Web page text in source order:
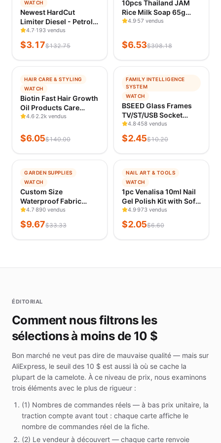
VÉRIFIÉ IL Y A 23 H
WATCH
Newest HardCut
Limiter Diesel - Petrol
Engines - Pop&Bang -
HARDCUT LIMITER
VMAX+ HotStartr +
4.7 193 vendus
$3.17$132.75
VÉRIFIÉ IL Y A 23 H
10pcs Thailand JAM
Rice Milk Soap 65g
Original Thailand
Soap Rice Milk Soap
Goat Milk Soap Rice
4.9 57 vendus
$6.53$398.18
−96%
TENDANCE
VÉRIFIÉ IL Y A 23 H
HAIR CARE & STYLING
WATCH
Biotin Fast Hair Growth
Oil Products Care
Scalp Massage
Loss Effective Grow
Thicker Hair Serum for
4.6 2.2k vendus
$6.05$140.00
−76%
TENDANCE
VÉRIFIÉ IL Y A 23 H
FAMILY INTELLIGENCE
SYSTEM
WATCH
BSEED Glass Frames
TV/ST/USB Socket
Type-C EU Socket
CAT5 RJ45 HDMI
Socket Function Parts
4.8 458 vendus
$2.45$10.20
71%
TENDANCE
VÉRIFIÉ IL Y A 23 H
GARDEN SUPPLIES
WATCH
Custom Size
Waterproof Fabric
Solid Beige Gray Green
Store Curtain Wavy
Valance Replacement
4.7 890 vendus
$9.67$33.33
−69%
TENDANCE
VÉRIFIÉ IL Y A 23 H
NAIL ART & TOOLS
WATCH
1pc Venalisa 10ml Nail
Gel Polish Kit with Soft
Texture Round Brush
Hema/TPO Free Soak
off Sparkle Cat Eye
4.9 973 vendus
$2.05$6.60
ÉDITORIAL
Comment nous filtrons les
sélections à moins de 10 $
Bon marché ne veut pas dire de mauvaise qualité — mais sur
AliExpress, le seuil des 10 $ est aussi là où se cache la
plupart de la camelote. À ce niveau de prix, nous examinons
trois éléments avec le plus de rigueur :
(1) Nombres de commandes réels — à bas prix unitaire, la
traction compte avant tout : chaque carte affiche le
nombre de commandes réel de la fiche.
(2) Le vendeur à découvert — chaque carte renvoie